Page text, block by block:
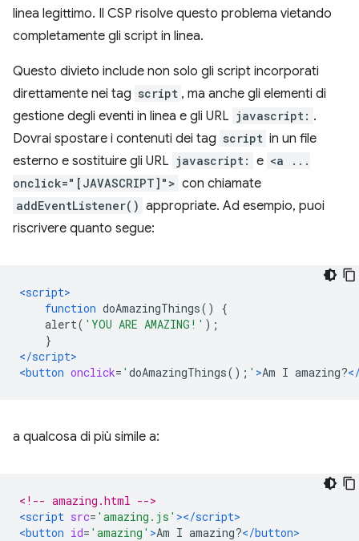
linea legittimo. Il CSP risolve questo problema vietando
completamente gli script in linea.
Questo divieto include non solo gli script incorporati
direttamente nei tag script , ma anche gli elementi di
gestione degli eventi in linea e gli URL javascript: .
Dovrai spostare i contenuti dei tag script in un file
esterno e sostituire gli URL javascript: e <a ...
onclick="[JAVASCRIPT]"> con chiamate
addEventListener() appropriate. Ad esempio, puoi
riscrivere quanto segue:
<script>
function doAmazingThings()
{
alert( 'YOU ARE AMAZING!' );
}
</script>
<button onclick= ' doAmazingThings(); ' >Am I amazing?
a qualcosa di più simile a:
<!-- amazing.html -->
<script src= 'amazing.js' ></script>
<button id= 'amazing' >Am I amazing?</button>